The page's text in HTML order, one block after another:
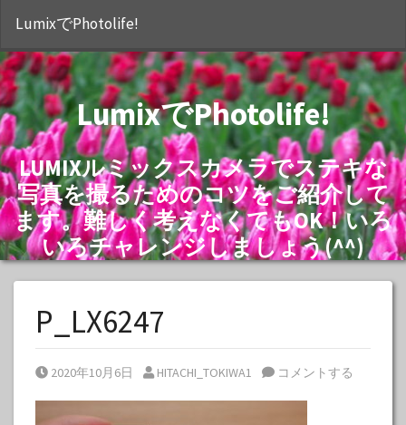
LumixでPhotolife!
LumixでPhotolife!
LUMIXルミックスカメラでステキな
写真を撮るためのコツをご紹介して
ます。難しく考えなくてもOK！いろ
いろチャレンジしましょう(^^)
P_LX6247
Posted on
2020年10月6日 Posted by
HITACHI_TOKIWA1 コメントする